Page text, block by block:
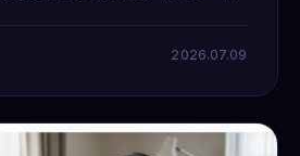
2026.07.09